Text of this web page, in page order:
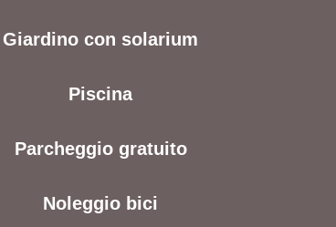
Giardino con solarium
Piscina
Parcheggio gratuito
Noleggio bici